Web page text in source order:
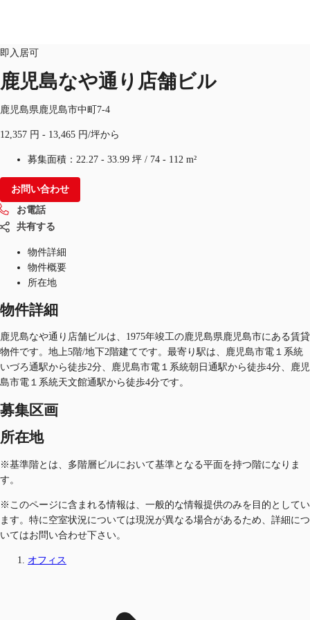
オフィス・事務所
地図検索
記事
仲介会社様はこちらへ
JP
お電話 お問合せ
即入居可
鹿児島なや通り店舗ビル
鹿児島県鹿児島市中町7-4
12,357 円 - 13,465 円/坪から
募集面積： 22.27 - 33.99 坪 / 74 - 112 m²
お問い合わせ
お電話
共有する
物件詳細
物件概要
所在地
物件詳細
鹿児島なや通り店舗ビルは、1975年竣工の鹿児島県鹿児島市にある賃貸
物件です。地上5階/地下2階建てです。最寄り駅は、鹿児島市電１系統
いづろ通駅から徒歩2分、鹿児島市電１系統朝日通駅から徒歩4分、鹿児
島市電１系統天文館通駅から徒歩4分です。
募集区画
所在地
※基準階とは、多階層ビルにおいて基準となる平面を持つ階になりま
す。
※このページに含まれる情報は、一般的な情報提供のみを目的としてい
ます。特に空室状況については現況が異なる場合があるため、詳細につ
いてはお問い合わせ下さい。
オフィス